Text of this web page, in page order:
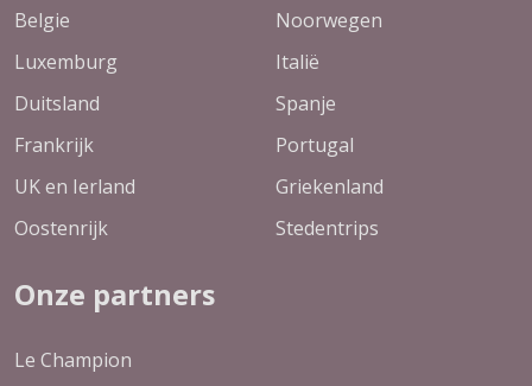
Belgie
Luxemburg
Duitsland
Frankrijk
UK en Ierland
Oostenrijk
Noorwegen
Italië
Spanje
Portugal
Griekenland
Stedentrips
Onze partners
Le Champion